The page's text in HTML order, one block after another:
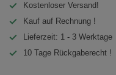
Kostenloser Versand!
Kauf auf Rechnung !
Lieferzeit: 1 - 3 Werktage
10 Tage Rückgaberecht !